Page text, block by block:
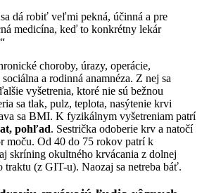
dá robiť veľmi pekná, účinná a pre
medicína, keď to konkrétny lekár
choroby, úrazy, operácie,
a rodinná anamnéza. Z nej sa
vyšetrenia, ktoré nie sú bežnou
sa tlak, pulz, teplota, nasýtenie krvi
sa BMI. K fyzikálnym vyšetreniam patrí
pohľad. Sestrička odoberie krv a natočí
moču. Od 40 do 75 rokov patrí k
skríning okultného krvácania z dolnej
traktu (z GIT-u). Naozaj sa netreba báť.